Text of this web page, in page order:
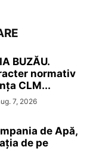
BUZĂU.
normativ
CLM...
7, 2026
de Apă,
de pe